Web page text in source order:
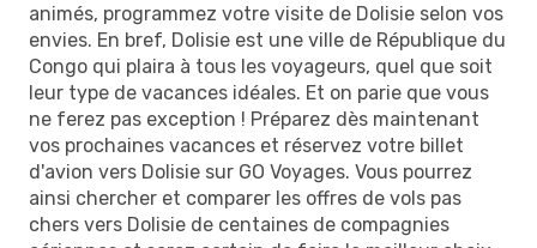
animés, programmez votre visite de Dolisie selon vos
envies. En bref, Dolisie est une ville de République du
Congo qui plaira à tous les voyageurs, quel que soit
leur type de vacances idéales. Et on parie que vous
ne ferez pas exception ! Préparez dès maintenant
vos prochaines vacances et réservez votre billet
d'avion vers Dolisie sur GO Voyages. Vous pourrez
ainsi chercher et comparer les offres de vols pas
chers vers Dolisie de centaines de compagnies